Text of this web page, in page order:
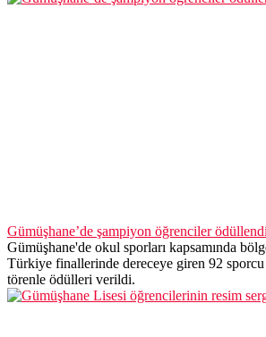
Gümüşhane’de şampiyon öğrenciler
Gümüşhane'de okul sporları kapsamında
Türkiye finallerinde dereceye giren 92
törenle ödülleri verildi.